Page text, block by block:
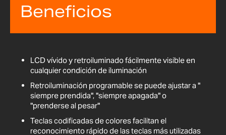
Beneficios
LCD vívido y retroiluminado fácilmente visible en
cualquier condición de iluminación
Retroiluminación programable se puede ajustar a "
siempre prendida", "siempre apagada" o
"prenderse al pesar"
Teclas codificadas de colores facilitan el
reconocimiento rápido de las teclas más utilizadas